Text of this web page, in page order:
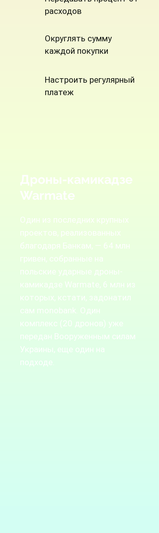
расходов
Округлять сумму
каждой покупки
Настроить регулярный
платеж
Дроны-камикадзе
Warmate
Один из последних крупных
проектов, реализованных
благодаря Банкам, — 64 млн
гривен, собранные на
польские ударные дроны-
камикадзе Warmate, 6 млн из
которых, кстати, задонатил
сам monobank. Один
комплекс (20 дронов) уже
передан Вооруженным силам
Украины, еще один на
подходе.